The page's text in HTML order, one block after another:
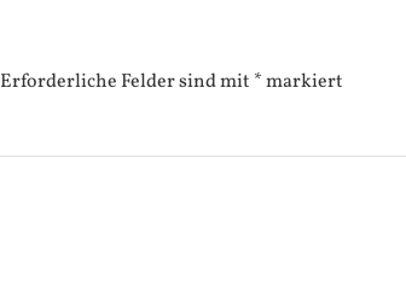
Erforderliche Felder sind mit *markiert